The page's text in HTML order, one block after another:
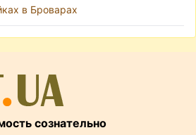
в Броварах
сознательно